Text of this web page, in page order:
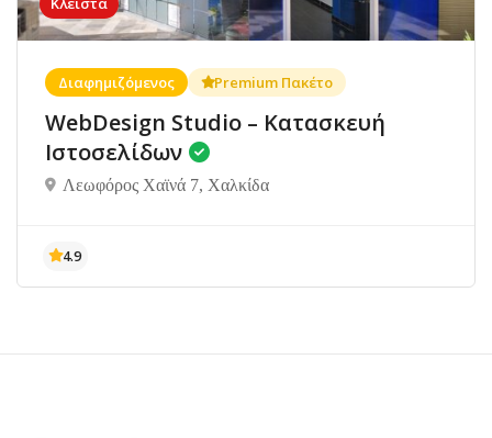
Διαφημιζόμενος Premium Πακέτο
WebDesign Studio – Κατασκευή
Ιστοσελίδων
Λεωφόρος Χαϊνά 7, Χαλκίδα